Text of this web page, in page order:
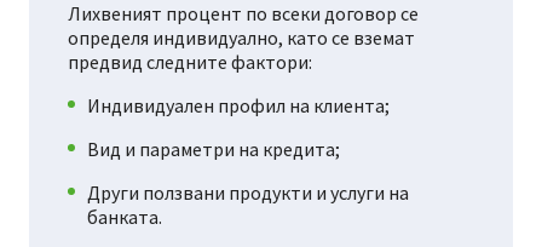
Лихвеният процент по всеки договор се
определя индивидуално, като се вземат
предвид следните фактори:
Индивидуален профил на клиента;
Вид и параметри на кредита;
Други ползвани продукти и услуги на
банката.